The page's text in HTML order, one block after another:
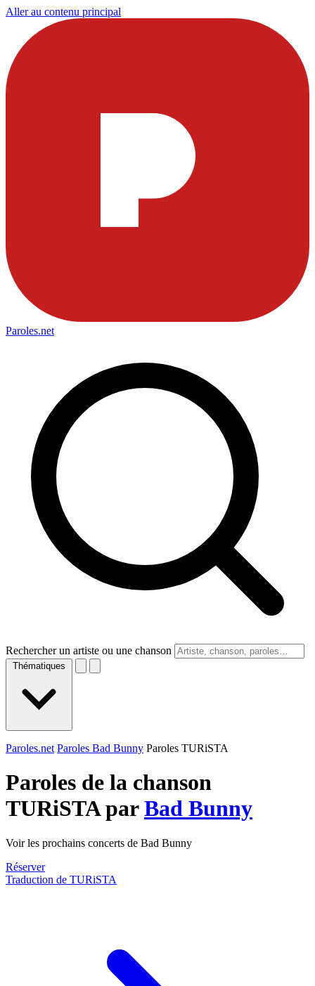
Aller au contenu principal
Paroles.net
Rechercher un artiste ou une chanson
Thématiques
Paroles.net Paroles Bad Bunny Paroles TURiSTA
Paroles de la chanson
TURiSTA parBad Bunny
Voir les prochains concerts de Bad Bunny
Réserver
Traduction de TURiSTA